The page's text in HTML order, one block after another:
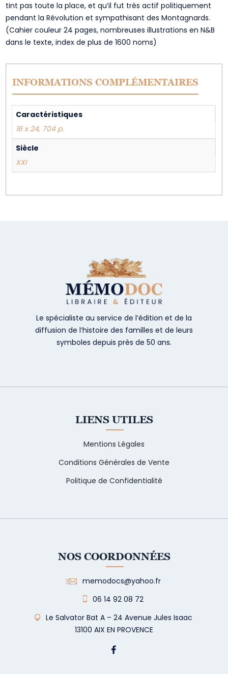
tint pas toute la place, et qu’il fut très actif politiquement
pendant la Révolution et sympathisant des Montagnards.
(Cahier couleur 24 pages, nombreuses illustrations en N&B
dans le texte, index de plus de 1600 noms)
INFORMATIONS COMPLÉMENTAIRES
Caractéristiques
16 x 24, 704 p.
Siècle
XXI
Le spécialiste au service de l’édition et de la
diffusion de l’histoire des familles et de leurs
symboles depuis près de 50 ans.
LIENS UTILES
Mentions Légales
Conditions Générales de Vente
Politique de Confidentialité
NOS COORDONNÉES
memodocs@yahoo.fr
06 14 92 08 72
Le Salvator Bat A – 24 Avenue Jules Isaac
13100 AIX EN PROVENCE